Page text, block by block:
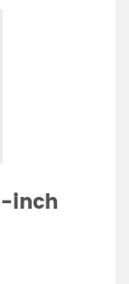
inch